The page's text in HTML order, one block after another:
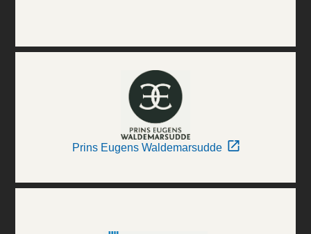
Prins Eugens Waldemarsudde